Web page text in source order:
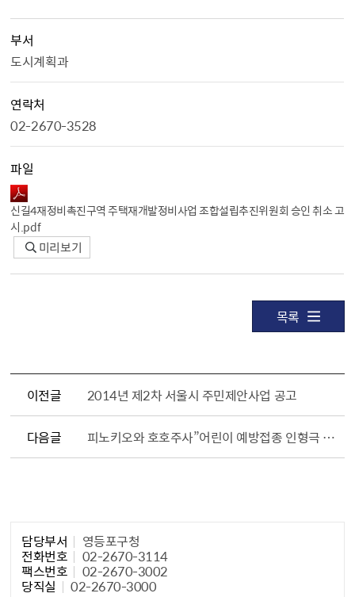
부서
도시계획과
연락처
02-2670-3528
파일
신길4재정비촉진구역 주택재개발정비사업 조합설립추진위원회 승인 취소 고
시.pdf
미리보기
목록
이전글 2014년 제2차 서울시 주민제안사업 공고
다음글 피노키오와 호호주사”어린이 예방접종 인형극 공연
담당부서 영등포구청
전화번호 02-2670-3114
팩스번호 02-2670-3002
당직실 02-2670-3000